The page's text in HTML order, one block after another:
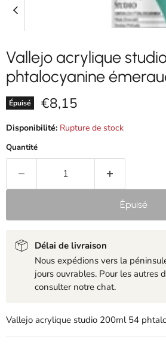
Vallejo acrylique
phtalocyanine
Épuisé Prix actuel
€8,15
Disponibilité: Rupture de stock
Quantité
Épuisé
Délai de livraison
Nous expédions vers la
jours ouvrables. Pour les autres
consulter notre chat.
Vallejo acrylique studio 200ml 54